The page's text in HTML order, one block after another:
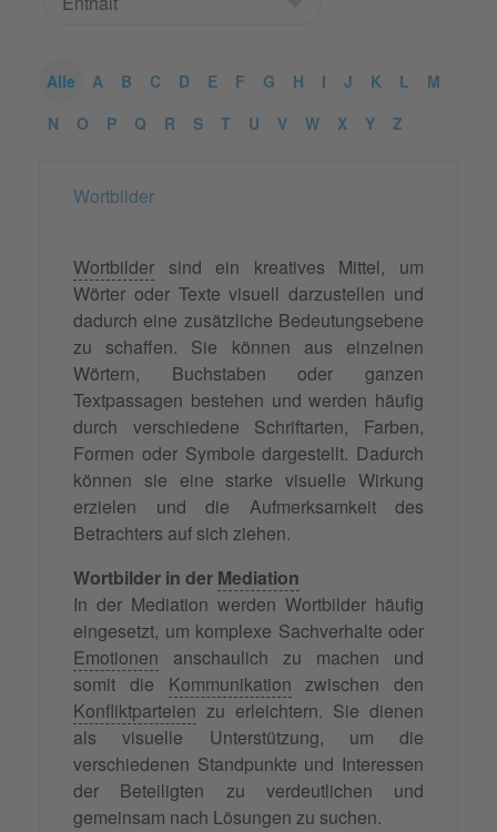
Alle A B C D E F G H I J K L
M
N
O P Q R S T U V W X Y Z
Wortbilder
Wortbilder sind ein kreatives Mittel, um
Wörter oder Texte visuell darzustellen und
dadurch eine zusätzliche Bedeutungsebene
zu schaffen. Sie können aus einzelnen
Wörtern, Buchstaben oder ganzen
Textpassagen bestehen und werden häufig
durch verschiedene Schriftarten, Farben,
Formen oder Symbole dargestellt. Dadurch
können sie eine starke visuelle Wirkung
erzielen und die Aufmerksamkeit des
Betrachters auf sich ziehen.
Wortbilder in der Mediation
In der Mediation werden Wortbilder häufig
eingesetzt, um komplexe Sachverhalte oder
Emotionen anschaulich zu machen und
somit die Kommunikation zwischen den
Konfliktparteien zu erleichtern. Sie dienen
als visuelle Unterstützung, um die
verschiedenen Standpunkte und Interessen
der Beteiligten zu verdeutlichen und
gemeinsam nach Lösungen zu suchen.